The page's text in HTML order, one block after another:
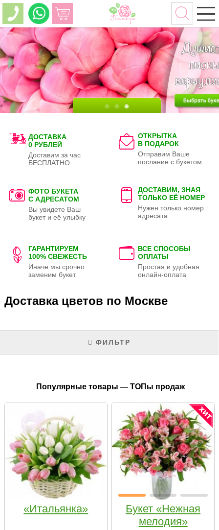
ДОСТАВКА
0 РУБЛЕЙ
Доставим за час
БЕСПЛАТНО
ОТКРЫТКА
В ПОДАРОК
Отправим Ваше
послание с букетом
ФОТО БУКЕТА
С АДРЕСАТОМ
Вы увидете Ваш
букет и её улыбку
ДОСТАВИМ, ЗНАЯ
ТОЛЬКО ЕЁ НОМЕР
Нужен только номер
адресата
ГАРАНТИРУЕМ
100% СВЕЖЕСТЬ
Иначе мы срочно
заменим букет
ВСЕ СПОСОБЫ
ОПЛАТЫ
Простая и удобная
онлайн-оплата
Доставка цветов по Москве
ФИЛЬТР
Популярные товары — ТОПы продаж
«Итальянка»
Букет «Нежная
мелодия»